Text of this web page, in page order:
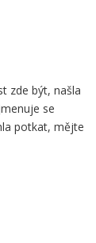
zde být, našla
se
potkat, mějte